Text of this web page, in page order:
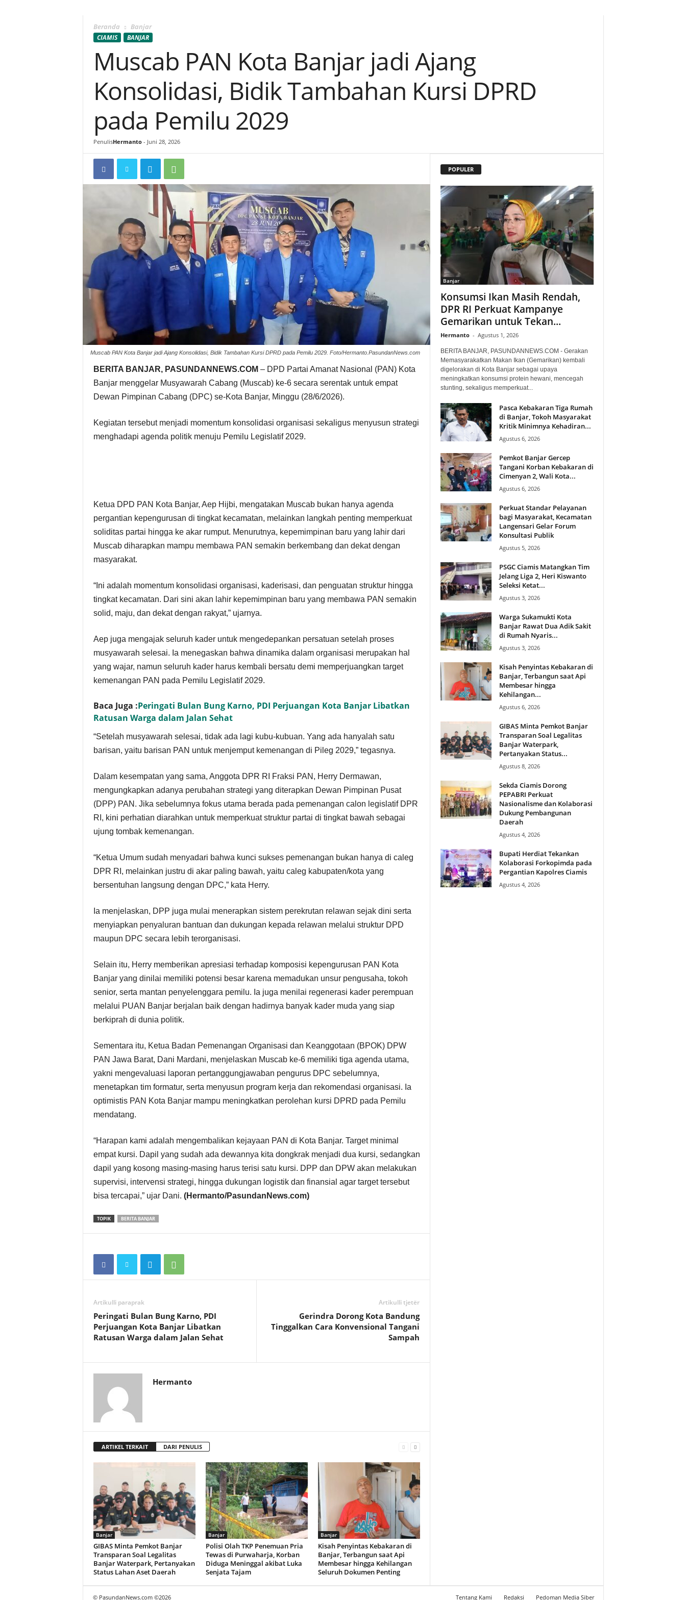
Beranda Banjar
CIAMIS BANJAR
Muscab PAN Kota Banjar jadi Ajang
Konsolidasi, Bidik Tambahan Kursi DPRD
pada Pemilu 2029
PenulisHermanto- Juni 28, 2026
Muscab PAN Kota Banjar jadi Ajang Konsolidasi, Bidik Tambahan Kursi DPRD pada Pemilu 2029. Foto/Hermanto.PasundanNews.com
BERITA BANJAR, PASUNDANNEWS.COM – DPD Partai Amanat Nasional (PAN) Kota
Banjar menggelar Musyawarah Cabang (Muscab) ke-6 secara serentak untuk empat
Dewan Pimpinan Cabang (DPC) se-Kota Banjar, Minggu (28/6/2026).
Kegiatan tersebut menjadi momentum konsolidasi organisasi sekaligus menyusun strategi
menghadapi agenda politik menuju Pemilu Legislatif 2029.
Ketua DPD PAN Kota Banjar, Aep Hijbi, mengatakan Muscab bukan hanya agenda
pergantian kepengurusan di tingkat kecamatan, melainkan langkah penting memperkuat
soliditas partai hingga ke akar rumput. Menurutnya, kepemimpinan baru yang lahir dari
Muscab diharapkan mampu membawa PAN semakin berkembang dan dekat dengan
masyarakat.
“Ini adalah momentum konsolidasi organisasi, kaderisasi, dan penguatan struktur hingga
tingkat kecamatan. Dari sini akan lahir kepemimpinan baru yang membawa PAN semakin
solid, maju, dan dekat dengan rakyat,” ujarnya.
Aep juga mengajak seluruh kader untuk mengedepankan persatuan setelah proses
musyawarah selesai. Ia menegaskan bahwa dinamika dalam organisasi merupakan hal
yang wajar, namun seluruh kader harus kembali bersatu demi memperjuangkan target
kemenangan PAN pada Pemilu Legislatif 2029.
Baca Juga :Peringati Bulan Bung Karno, PDI Perjuangan Kota Banjar Libatkan
Ratusan Warga dalam Jalan Sehat
“Setelah musyawarah selesai, tidak ada lagi kubu-kubuan. Yang ada hanyalah satu
barisan, yaitu barisan PAN untuk menjemput kemenangan di Pileg 2029,” tegasnya.
Dalam kesempatan yang sama, Anggota DPR RI Fraksi PAN, Herry Dermawan,
mengungkapkan adanya perubahan strategi yang diterapkan Dewan Pimpinan Pusat
(DPP) PAN. Jika sebelumnya fokus utama berada pada pemenangan calon legislatif DPR
RI, kini perhatian diarahkan untuk memperkuat struktur partai di tingkat bawah sebagai
ujung tombak kemenangan.
“Ketua Umum sudah menyadari bahwa kunci sukses pemenangan bukan hanya di caleg
DPR RI, melainkan justru di akar paling bawah, yaitu caleg kabupaten/kota yang
bersentuhan langsung dengan DPC,” kata Herry.
Ia menjelaskan, DPP juga mulai menerapkan sistem perekrutan relawan sejak dini serta
menyiapkan penyaluran bantuan dan dukungan kepada relawan melalui struktur DPD
maupun DPC secara lebih terorganisasi.
Selain itu, Herry memberikan apresiasi terhadap komposisi kepengurusan PAN Kota
Banjar yang dinilai memiliki potensi besar karena memadukan unsur pengusaha, tokoh
senior, serta mantan penyelenggara pemilu. Ia juga menilai regenerasi kader perempuan
melalui PUAN Banjar berjalan baik dengan hadirnya banyak kader muda yang siap
berkiprah di dunia politik.
Sementara itu, Ketua Badan Pemenangan Organisasi dan Keanggotaan (BPOK) DPW
PAN Jawa Barat, Dani Mardani, menjelaskan Muscab ke-6 memiliki tiga agenda utama,
yakni mengevaluasi laporan pertanggungjawaban pengurus DPC sebelumnya,
menetapkan tim formatur, serta menyusun program kerja dan rekomendasi organisasi. Ia
optimistis PAN Kota Banjar mampu meningkatkan perolehan kursi DPRD pada Pemilu
mendatang.
“Harapan kami adalah mengembalikan kejayaan PAN di Kota Banjar. Target minimal
empat kursi. Dapil yang sudah ada dewannya kita dongkrak menjadi dua kursi, sedangkan
dapil yang kosong masing-masing harus terisi satu kursi. DPP dan DPW akan melakukan
supervisi, intervensi strategi, hingga dukungan logistik dan finansial agar target tersebut
bisa tercapai,” ujar Dani. (Hermanto/PasundanNews.com)
TOPIK BERITA BANJAR
Artikulli paraprak
Peringati Bulan Bung Karno, PDI
Perjuangan Kota Banjar Libatkan
Ratusan Warga dalam Jalan Sehat
Artikulli tjetër
Gerindra Dorong Kota Bandung
Tinggalkan Cara Konvensional Tangani
Sampah
Hermanto
ARTIKEL TERKAIT DARI PENULIS
Banjar
GIBAS Minta Pemkot Banjar
Transparan Soal Legalitas
Banjar Waterpark, Pertanyakan
Status Lahan Aset Daerah
Banjar
Polisi Olah TKP Penemuan Pria
Tewas di Purwaharja, Korban
Diduga Meninggal akibat Luka
Senjata Tajam
Banjar
Kisah Penyintas Kebakaran di
Banjar, Terbangun saat Api
Membesar hingga Kehilangan
Seluruh Dokumen Penting
POPULER
Banjar
Konsumsi Ikan Masih Rendah,
DPR RI Perkuat Kampanye
Gemarikan untuk Tekan...
Hermanto - Agustus 1, 2026
BERITA BANJAR, PASUNDANNEWS.COM - Gerakan
Memasyarakatkan Makan Ikan (Gemarikan) kembali
digelorakan di Kota Banjar sebagai upaya
meningkatkan konsumsi protein hewani, mencegah
stunting, sekaligus memperkuat...
Pasca Kebakaran Tiga Rumah
di Banjar, Tokoh Masyarakat
Kritik Minimnya Kehadiran...
Agustus 6, 2026
Pemkot Banjar Gercep
Tangani Korban Kebakaran di
Cimenyan 2, Wali Kota...
Agustus 6, 2026
Perkuat Standar Pelayanan
bagi Masyarakat, Kecamatan
Langensari Gelar Forum
Konsultasi Publik
Agustus 5, 2026
PSGC Ciamis Matangkan Tim
Jelang Liga 2, Heri Kiswanto
Seleksi Ketat...
Agustus 3, 2026
Warga Sukamukti Kota
Banjar Rawat Dua Adik Sakit
di Rumah Nyaris...
Agustus 3, 2026
Kisah Penyintas Kebakaran di
Banjar, Terbangun saat Api
Membesar hingga
Kehilangan...
Agustus 6, 2026
GIBAS Minta Pemkot Banjar
Transparan Soal Legalitas
Banjar Waterpark,
Pertanyakan Status...
Agustus 8, 2026
Sekda Ciamis Dorong
PEPABRI Perkuat
Nasionalisme dan Kolaborasi
Dukung Pembangunan
Daerah
Agustus 4, 2026
Bupati Herdiat Tekankan
Kolaborasi Forkopimda pada
Pergantian Kapolres Ciamis
Agustus 4, 2026
Tentang Kami Redaksi Pedoman Media Siber
© PasundanNews.com ©2026